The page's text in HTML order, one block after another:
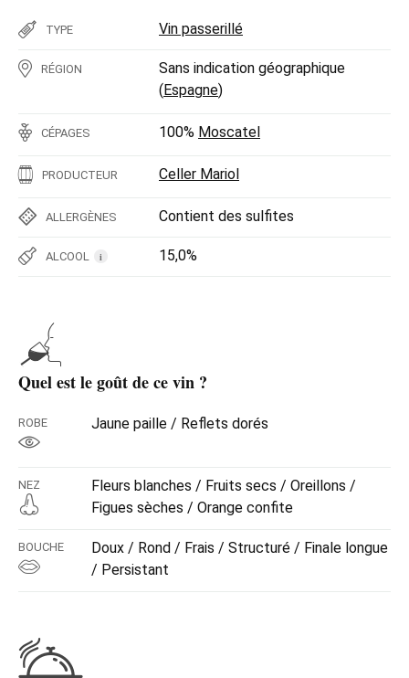
TYPE Vin passerillé
RÉGION
Sans indication géographique
(Espagne)
CÉPAGES 100% Moscatel
PRODUCTEUR Celler Mariol
ALLERGÈNES Contient des sulfites
ALCOOL i 15,0%
Quel est le goût de ce vin ?
ROBE Jaune paille / Reflets dorés
NEZ
Fleurs blanches / Fruits secs / Oreillons /
Figues sèches / Orange confite
BOUCHE
Doux / Rond / Frais / Structuré / Finale longue
/ Persistant